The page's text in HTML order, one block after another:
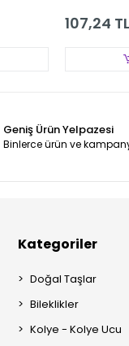
107,24 TL
Geniş Ürün Yelpazesi
Binlerce ürün ve
Kategoriler
Doğal Taşlar
Bileklikler
Kolye - Kolye Ucu